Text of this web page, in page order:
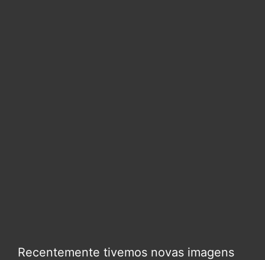
Recentemente tivemos novas imagens